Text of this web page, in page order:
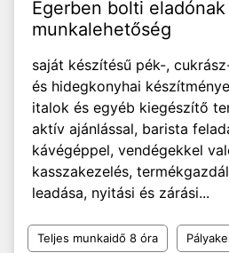
Egerben bolti eladónak
munkalehetőség
saját készítésű pék-,
és hidegkonyhai
italok és egyéb kiegészítő
aktív ajánlással, barista
kávégéppel, vendégekkel
kasszakezelés,
leadása, nyitási és zárási...
Teljes munkaidő 8 óra